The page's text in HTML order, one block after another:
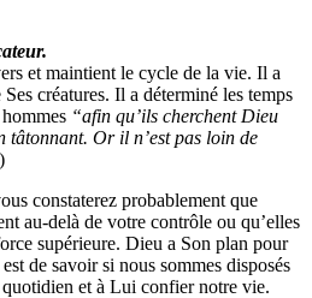
et maintient le cycle de la vie. Il a
créatures. Il a déterminé les temps
“afin qu’ils cherchent Dieu
tâtonnant. Or il n’est pas loin de
constaterez probablement que
au-delà de votre contrôle ou qu’elles
supérieure. Dieu a Son plan pour
de savoir si nous sommes disposés
quotidien et à Lui confier notre vie.